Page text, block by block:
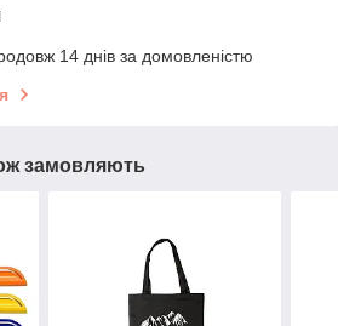
14 днів за домовленістю
замовляють